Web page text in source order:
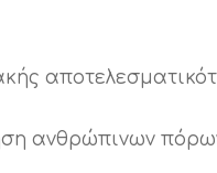
ανθρώπινων